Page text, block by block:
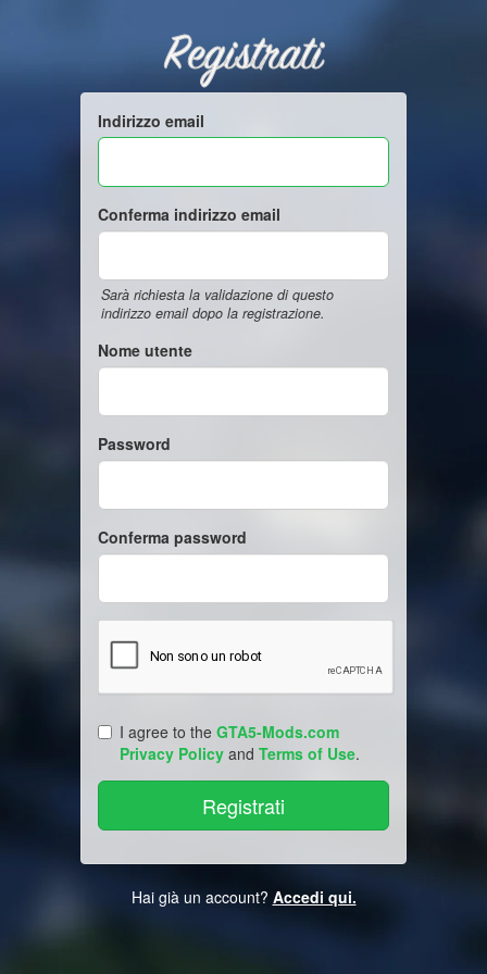
Registrati
Indirizzo email
Conferma indirizzo email
Sarà richiesta la validazione di questo
indirizzo email dopo la registrazione.
Nome utente
Password
Conferma password
I agree to the GTA5-Mods.com
Privacy Policy and Terms of Use.
Hai già un account? Accedi qui.